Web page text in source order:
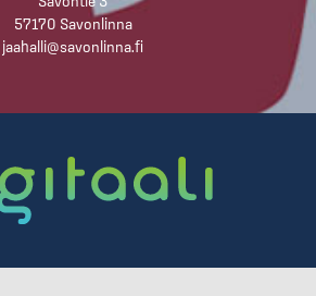
57170 Savonlinna
jaahalli@savonlinna.fi